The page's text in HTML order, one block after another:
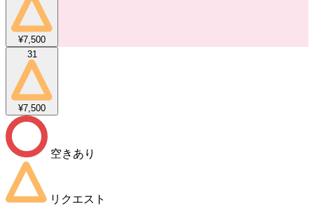
¥7,500
31
¥7,500
空きあり
リクエスト